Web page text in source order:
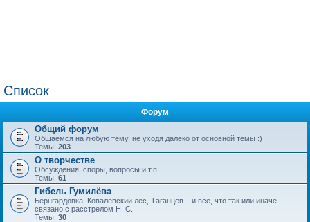
Список
Форум
Общий форум
Общаемся на любую тему, не уходя далеко от основной темы :)
Темы: 203
О творчестве
Обсуждения, споры, вопросы и т.п.
Темы: 61
Гибель Гумилёва
Бернгардовка, Ковалевский лес, Таганцев... и всё, что так или иначе
связано с расстрелом Н. С.
Темы: 30